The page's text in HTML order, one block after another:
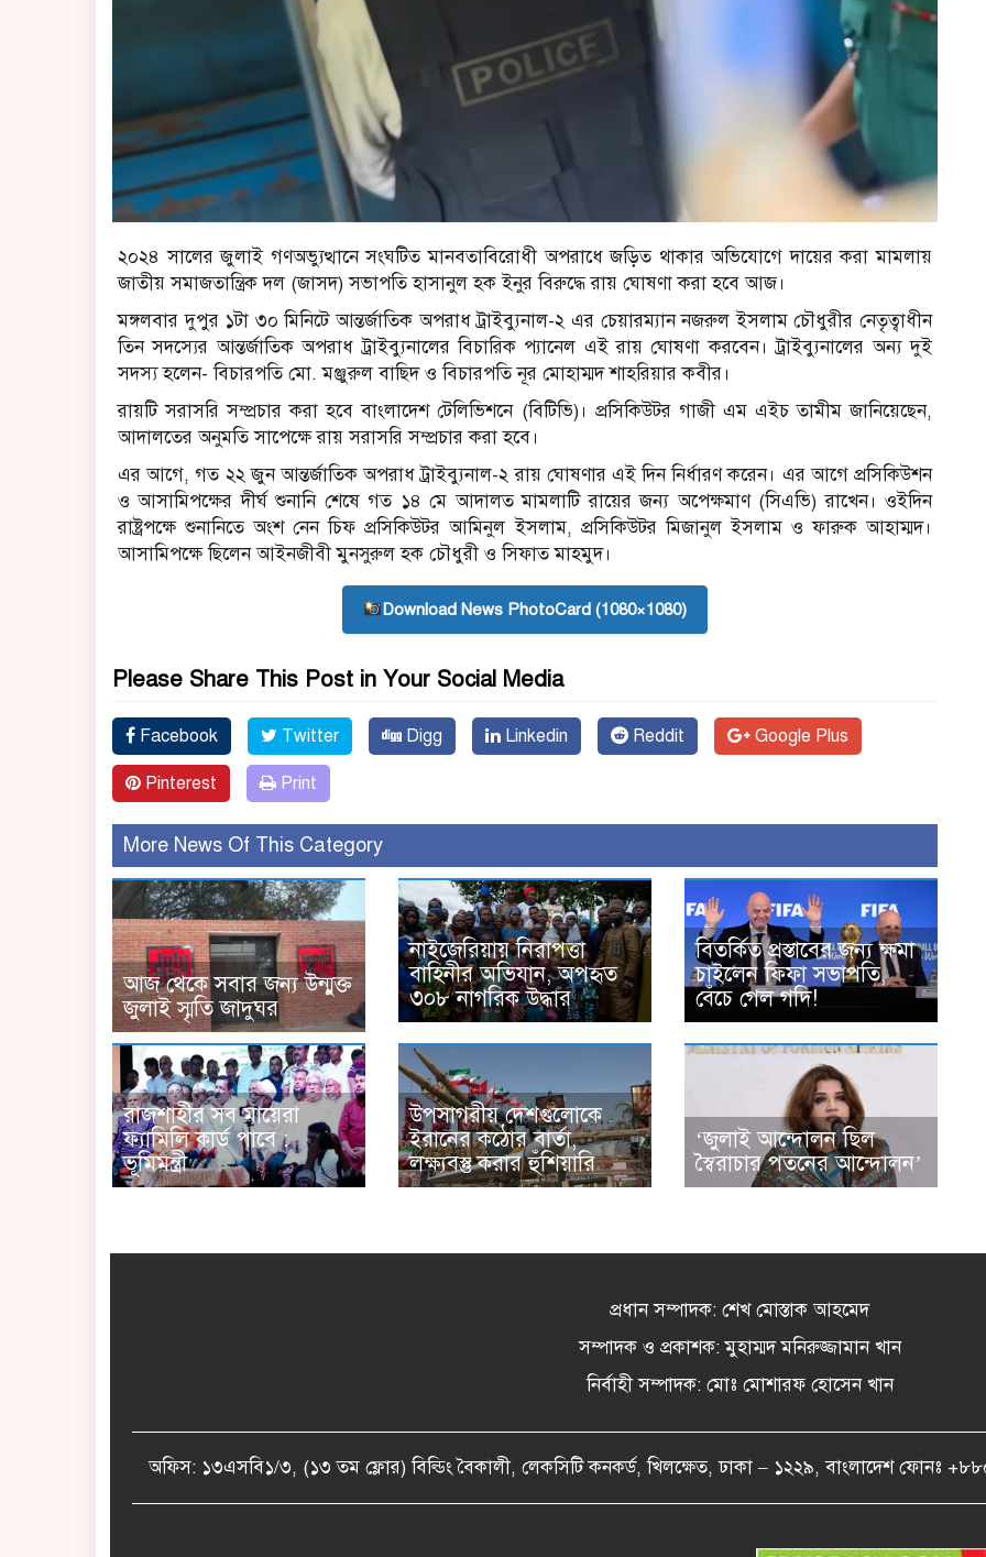
২০২৪ সালের জুলাই গণঅভ্যুত্থানে সংঘটিত মানবতাবিরোধী অপরাধে জড়িত থাকার অভিযোগে দায়ের করা মামলায়
জাতীয় সমাজতান্ত্রিক দল (জাসদ) সভাপতি হাসানুল হক ইনুর বিরুদ্ধে রায় ঘোষণা করা হবে আজ।
মঙ্গলবার দুপুর ১টা ৩০ মিনিটে আন্তর্জাতিক অপরাধ ট্রাইব্যুনাল-২ এর চেয়ারম্যান নজরুল ইসলাম চৌধুরীর নেতৃত্বাধীন
তিন সদস্যের আন্তর্জাতিক অপরাধ ট্রাইব্যুনালের বিচারিক প্যানেল এই রায় ঘোষণা করবেন। ট্রাইব্যুনালের অন্য দুই
সদস্য হলেন- বিচারপতি মো. মঞ্জুরুল বাছিদ ও বিচারপতি নূর মোহাম্মদ শাহরিয়ার কবীর।
রায়টি সরাসরি সম্প্রচার করা হবে বাংলাদেশ টেলিভিশনে (বিটিভি)। প্রসিকিউটর গাজী এম এইচ তামীম জানিয়েছেন,
আদালতের অনুমতি সাপেক্ষে রায় সরাসরি সম্প্রচার করা হবে।
এর আগে, গত ২২ জুন আন্তর্জাতিক অপরাধ ট্রাইব্যুনাল-২ রায় ঘোষণার এই দিন নির্ধারণ করেন। এর আগে প্রসিকিউশন
ও আসামিপক্ষের দীর্ঘ শুনানি শেষে গত ১৪ মে আদালত মামলাটি রায়ের জন্য অপেক্ষমাণ (সিএভি) রাখেন। ওইদিন
রাষ্ট্রপক্ষে শুনানিতে অংশ নেন চিফ প্রসিকিউটর আমিনুল ইসলাম, প্রসিকিউটর মিজানুল ইসলাম ও ফারুক আহাম্মদ।
আসামিপক্ষে ছিলেন আইনজীবী মুনসুরুল হক চৌধুরী ও সিফাত মাহমুদ।
Download News PhotoCard (1080×1080)
Please Share This Post in Your Social Media
Facebook Twitter Digg Linkedin Reddit Google Plus
Pinterest Print
More News Of This Category
আজ থেকে সবার জন্য উন্মুক্ত
জুলাই স্মৃতি জাদুঘর
নাইজেরিয়ায় নিরাপত্তা
বাহিনীর অভিযান, অপহৃত
৩০৮ নাগরিক উদ্ধার
বিতর্কিত প্রস্তাবের জন্য ক্ষমা
চাইলেন ফিফা সভাপতি,
বেঁচে গেল গদি!
রাজশাহীর সব মায়েরা
ফ্যামিলি কার্ড পাবে :
ভূমিমন্ত্রী
উপসাগরীয় দেশগুলোকে
ইরানের কঠোর বার্তা,
লক্ষ্যবস্তু করার হুঁশিয়ারি
‘জুলাই আন্দোলন ছিল
স্বৈরাচার পতনের আন্দোলন’
প্রধান সম্পাদক: শেখ মোস্তাক আহমেদ
সম্পাদক ও প্রকাশক: মুহাম্মদ মনিরুজ্জামান খান
নির্বাহী সম্পাদক: মোঃ মোশারফ হোসেন খান
অফিস: ১৩এসবি১/৩, (১৩ তম ফ্লোর) বিল্ডিং বৈকালী, লেকসিটি কনকর্ড, খিলক্ষেত, ঢাকা – ১২২৯, বাংলাদেশ ফোনঃ